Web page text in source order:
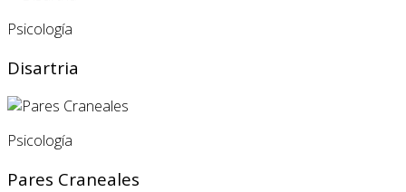
Psicología
Disartria
Psicología
Pares Craneales